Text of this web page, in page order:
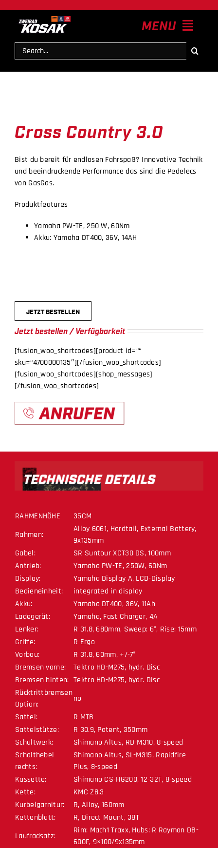
springen
MENU
Modelle
Suche
nach:
Cross Country 3.0
Bist du bereit für endlosen Fahrspaß? Innovative Technik
und beeindruckende Performance das sind die Pedelecs
von GasGas.
Produktfeatures
Yamaha PW-TE, 250 W, 60Nm
Akku: Yamaha DT400, 36V, 14AH
JETZT BESTELLEN
Jetzt bestellen / Verfügbarkeit
[fusion_woo_shortcodes][product id=““
sku=“4700000135″][/fusion_woo_shortcodes]
[fusion_woo_shortcodes][shop_messages]
[/fusion_woo_shortcodes]
RAHMENHÖHE
35CM
Rahmen:
Alloy 6061, Hardtail, External Battery,
9x135mm
Gabel:
SR Suntour XCT30 DS, 100mm
Antrieb:
Yamaha PW-TE, 250W, 60Nm
Display:
Yamaha Display A, LCD-Display
Bedieneinheit:
integrated in display
Akku:
Yamaha DT400, 36V, 11Ah
Ladegerät:
Yamaha, Fast Charger, 4A
Lenker:
R 31.8, 680mm, Sweep: 6°, Rise: 15mm
Griffe:
R Ergo
Vorbau:
R 31.8, 60mm, +/-7°
Bremsen vorne:
Tektro HD-M275, hydr. Disc
Bremsen hinten: Tektro HD-M275, hydr. Disc
Rücktrittbremsen
Option:
no
Sattel:
R MTB
Sattelstütze:
R 30.9, Patent, 350mm
Schaltwerk:
Shimano Altus, RD-M310, 8-speed
Schalthebel
rechts:
Shimano Altus, SL-M315, Rapidfire
Plus, 8-speed
Kassette:
Shimano CS-HG200, 12-32T, 8-speed
Kette:
KMC Z8.3
Kurbelgarnitur:
R, Alloy, 160mm
Kettenblatt:
R, Direct Mount, 38T
Laufradsatz:
Rim: Mach1 Traxx, Hubs: R Raymon DB-
600F, 9×100/9x135mm